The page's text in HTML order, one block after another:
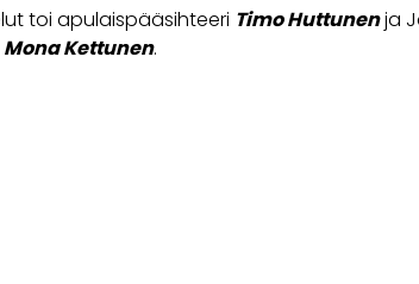
toi apulaispääsihteeri Timo Huttunenja
Mona Kettunen.